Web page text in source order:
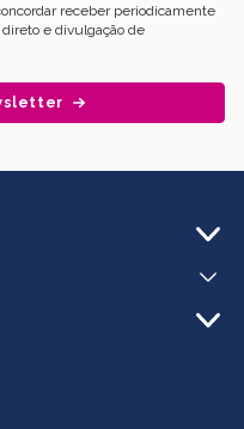
receber periodicamente
e divulgação de